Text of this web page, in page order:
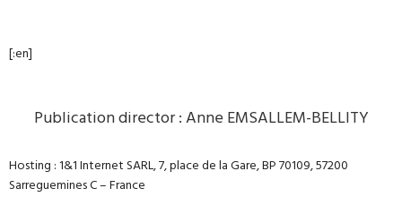
[:en]
Publication director : Anne EMSALLEM-BELLITY
Hosting : 1&1 Internet SARL, 7, place de la Gare, BP 70109, 57200
Sarreguemines C – France